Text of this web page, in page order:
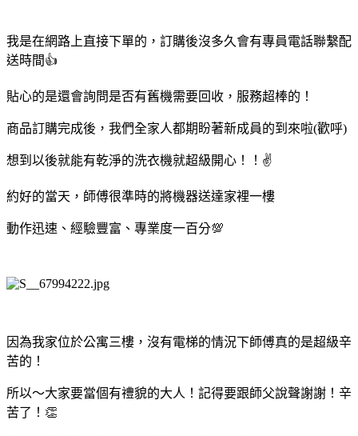
我是在網路上直接下單的，訂購後沒多久會有專員電話聯繫配
送時間👍
貼心的是還會詢問是否有舊機需要回收，服務超棒的！
商品訂購完成後，我們全家人都期盼著新成員的到來啦(歡呼)
想到以後就能有乾淨的洗衣機就超級開心！！✌
約好的當天，師傅很準時的將機器送達家裡一樓
動作迅速、經驗豐富、專業度一百分💯
因為我家位於公寓三樓，沒有電梯的情況下師傅真的是超級辛
苦的！
所以～大家要當個有禮貌的大人！記得要跟師父說聲謝謝！辛
苦了！👏